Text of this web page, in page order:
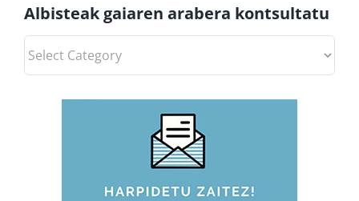
Albisteak gaiaren arabera kontsultatu
gaiaren
kontsultatu